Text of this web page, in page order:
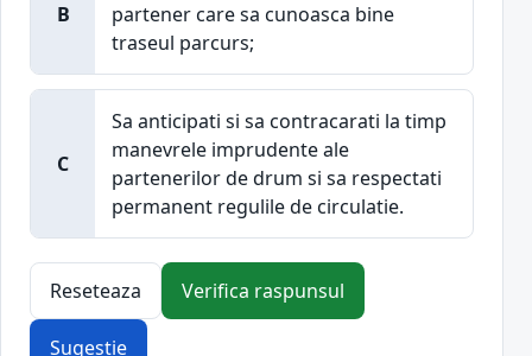
B
partener care sa cunoasca bine
traseul parcurs;
C
Sa anticipati si sa contracarati la timp
manevrele imprudente ale
partenerilor de drum si sa respectati
permanent regulile de circulatie.
Reseteaza Verifica raspunsul
Sugestie